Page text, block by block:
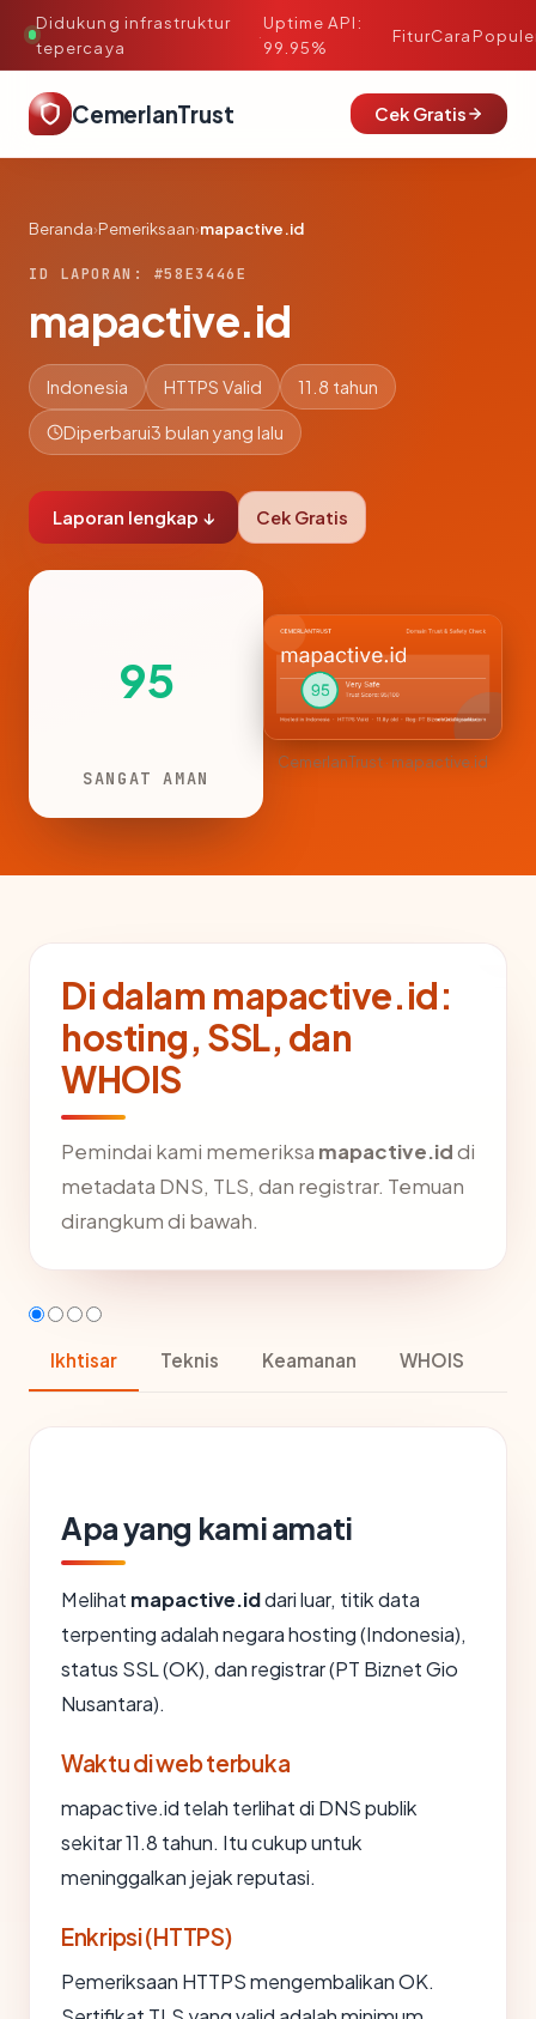
Didukung infrastruktur
tepercaya
·
Uptime API:
99.95%
FiturCara
CemerlanTrust Cek Gratis
Beranda›Pemeriksaan›mapactive.id
ID LAPORAN: #58E3446E
mapactive.id
Indonesia HTTPS Valid 11.8 tahun
Diperbarui3 bulan yang lalu
Laporan lengkap ↓ Cek Gratis
95
SANGAT AMAN
CemerlanTrust · mapactive.id
Di dalam mapactive.id:
hosting, SSL, dan
WHOIS
Pemindai kami memeriksa mapactive.iddi
metadata DNS, TLS, dan registrar. Temuan
dirangkum di bawah.
Ikhtisar Teknis Keamanan WHOIS
Apa yang kami amati
Melihat mapactive.iddari luar, titik data
terpenting adalah negara hosting (Indonesia),
status SSL (OK), dan registrar (PT Biznet Gio
Nusantara).
Waktu di web terbuka
mapactive.id telah terlihat di DNS publik
sekitar 11.8 tahun. Itu cukup untuk
meninggalkan jejak reputasi.
Enkripsi (HTTPS)
Pemeriksaan HTTPS mengembalikan OK.